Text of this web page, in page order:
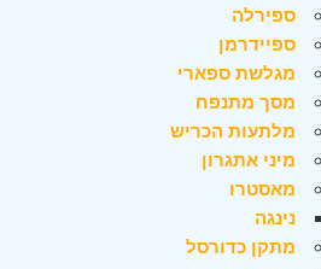
ספירלה
ספיידרמן
מגלשת ספארי
מסך מתנפח
מלתעות הכריש
מיני אתגרון
מאסטרו
נינגה
מתקן כדורסל